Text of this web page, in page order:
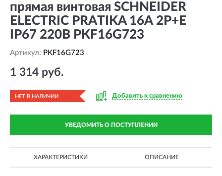
прямая винтовая SCHNEIDER
ELECTRIC PRATIKA 16А 2P+E
IP67 220В PKF16G723
Артикул: PKF16G723
1 314 руб.
НЕТ В НАЛИЧИИ Добавить к сравнению
УВЕДОМИТЬ О ПОСТУПЛЕНИИ
ХАРАКТЕРИСТИКИ ОПИСАНИЕ